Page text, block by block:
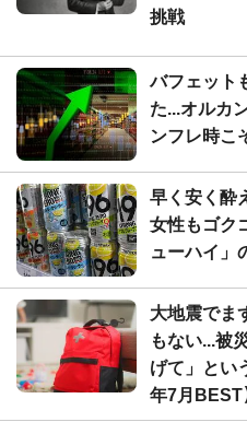
挑戦
バフェット
た...オルカ
ンフレ時こ
早く安く酔
女性もゴク
ューハイ」
大地震でま
もない...被
げて」とい
年7月BEST